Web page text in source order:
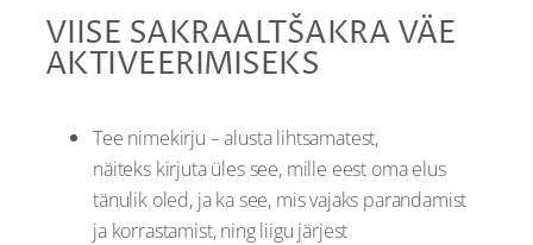
VIISE SAKRAALTŠAKRA VÄE
AKTIVEERIMISEKS
Tee nimekirju – alusta lihtsamatest,
näiteks kirjuta üles see, mille eest oma elus
tänulik oled, ja ka see, mis vajaks parandamist
ja korrastamist, ning liigu järjest